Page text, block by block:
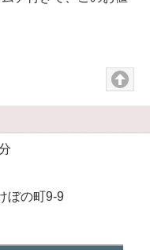
ぼの町9-9